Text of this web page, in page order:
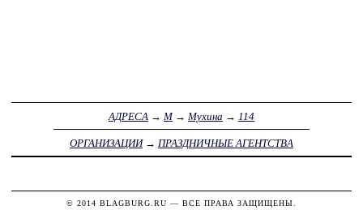
АДРЕСА → М→ Мухина → 114
ОРГАНИЗАЦИИ→ ПРАЗДНИЧНЫЕ АГЕНТСТВА
© 2014 BLAGBURG.RU — ВСЕ ПРАВА ЗАЩИЩЕНЫ.